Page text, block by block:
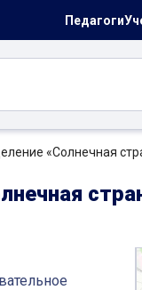
Педагоги
«Солнечная